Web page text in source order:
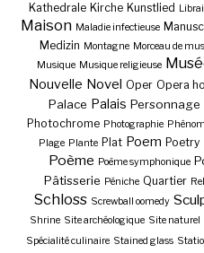
Kathedrale Kirche Kunstlied
Maison Maladie infectieuse
Medizin Montagne Morceau de
Musique Musique religieuse
Nouvelle Novel Oper Opera
Palace Palais Personnage
Photochrome Photographie
Plage Plante Plat Poem Poetry
Poème Poème symphonique
Pâtisserie Péniche Quartier
Schloss Screwball oomedy
Shrine Site archéologique Site naturel
Spécialité culinaire Stained glass